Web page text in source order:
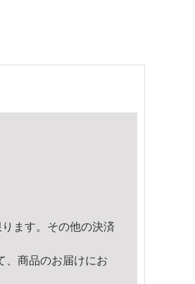
ます。その他の決済
、商品のお届けにお